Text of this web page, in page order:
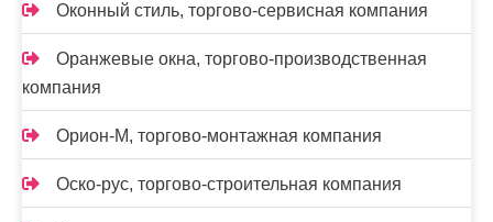
Оконный стиль, торгово-сервисная компания
Оранжевые окна, торгово-производственная
компания
Орион-М, торгово-монтажная компания
Оско-рус, торгово-строительная компания